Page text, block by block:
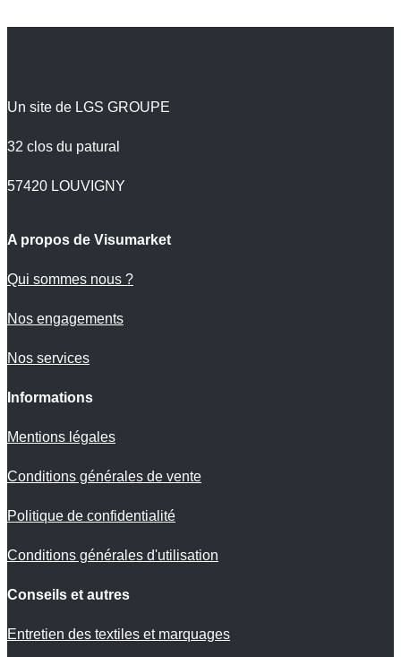
Un site de LGS GROUPE
32 clos du patural
57420 LOUVIGNY
A propos de Visumarket
Qui sommes nous ?
Nos engagements
Nos services
Informations
Mentions légales
Conditions générales de vente
Politique de confidentialité
Conditions générales d'utilisation
Conseils et autres
Entretien des textiles et marquages